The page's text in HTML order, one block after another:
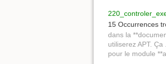
15 Occurrences
dans la
utiliserez APT.
pour le module